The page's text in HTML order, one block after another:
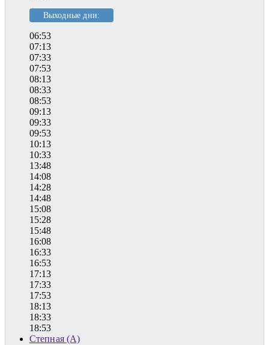
Выходные дни:
06:53
07:13
07:33
07:53
08:13
08:33
08:53
09:13
09:33
09:53
10:13
10:33
13:48
14:08
14:28
14:48
15:08
15:28
15:48
16:08
16:33
16:53
17:13
17:33
17:53
18:13
18:33
18:53
Степная (А)